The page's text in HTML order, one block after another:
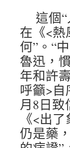
這個
在《<
何”。“
魯迅，
年和許
呼籲>自
月8日致
《<出
仍是藥